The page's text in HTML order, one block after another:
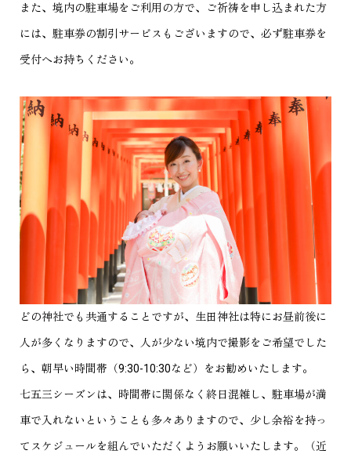
また、境内の駐車場をご利用の方で、ご祈祷を申し込まれた方
には、駐車券の割引サービスもございますので、必ず駐車券を
受付へお持ちください。
どの神社でも共通することですが、生田神社は特にお昼前後に
人が多くなりますので、人が少ない境内で撮影をご希望でした
ら、朝早い時間帯（9:30-10:30など）をお勧めいたします。
七五三シーズンは、時間帯に関係なく終日混雑し、駐車場が満
車で入れないということも多々ありますので、少し余裕を持っ
てスケジュールを組んでいただくようお願いいたします。（近